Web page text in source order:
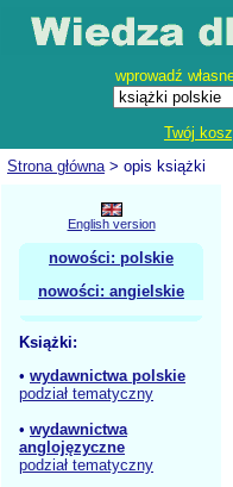
wprowadź
Twój
Strona główna> opis książki
English version
nowości: polskie
nowości: angielskie
Książki:
• wydawnictwa polskie
podział tematyczny
• wydawnictwa
anglojęzyczne
podział tematyczny